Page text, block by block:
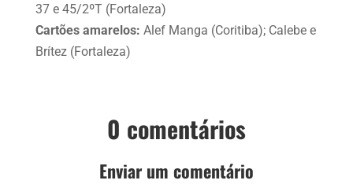
37 e 45/2ºT (Fortaleza)
Cartões amarelos: Alef Manga (Coritiba); Calebe e
Brítez (Fortaleza)
0 comentários
Enviar um comentário